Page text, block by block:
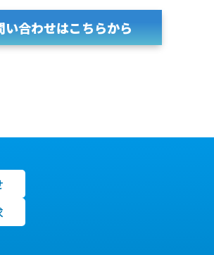
い合わせはこちらから